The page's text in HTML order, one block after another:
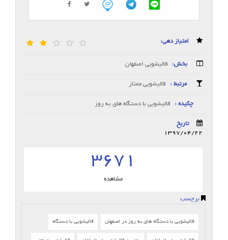
امتیاز دهی:
بخش: قالیشویی اصفهان
مرتبط : قالیشویی ممتاز
چکیده : قالیشویی با دستگاه های به روز
تاریخ
1397/04/22
3671
مشاهده
برچسب
قالیشویی با دستگاه های به روز در اصفهان قالیشویی با دستگاه